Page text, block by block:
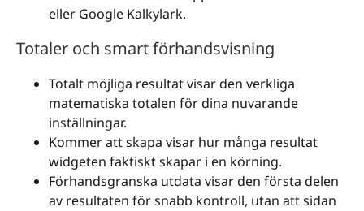
eller Google Kalkylark.
Totaler och smart förhandsvisning
Totalt möjliga resultat visar den verkliga
matematiska totalen för dina nuvarande
inställningar.
Kommer att skapa visar hur många resultat
widgeten faktiskt skapar i en körning.
Förhandsgranska utdata visar den första delen
av resultaten för snabb kontroll, utan att sidan